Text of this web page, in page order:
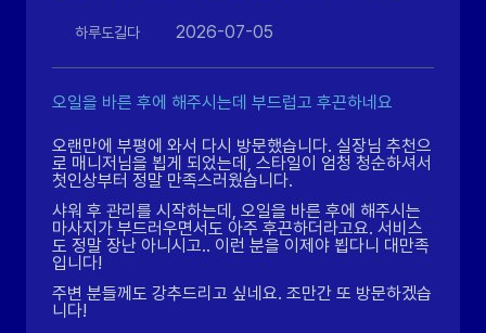
하루도길다 2026-07-05
오일을 바른 후에 해주시는데 부드럽고 후끈하네요
오랜만에 부평에 와서 다시 방문했습니다. 실장님 추천으
로 매니저님을 뵙게 되었는데, 스타일이 엄청 청순하셔서
첫인상부터 정말 만족스러웠습니다.
샤워 후 관리를 시작하는데, 오일을 바른 후에 해주시는
마사지가 부드러우면서도 아주 후끈하더라고요. 서비스
도 정말 장난 아니시고.. 이런 분을 이제야 뵙다니 대만족
입니다!
주변 분들께도 강추드리고 싶네요. 조만간 또 방문하겠습
니다!